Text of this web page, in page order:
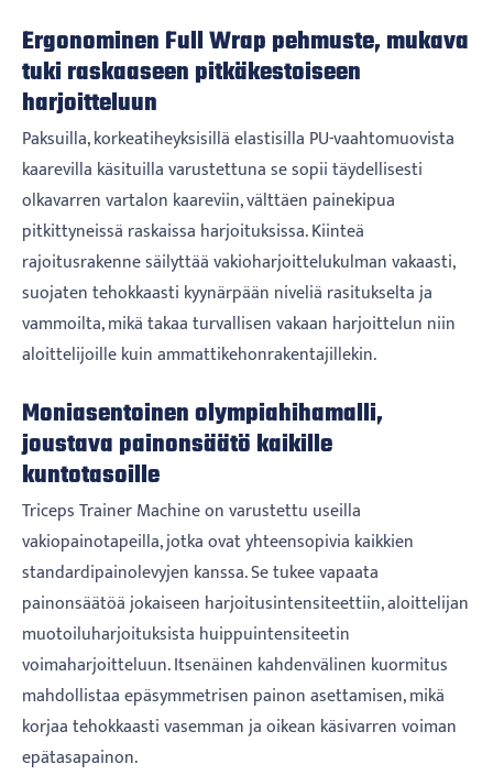
Ergonominen Full Wrap pehmuste, mukava
tuki raskaaseen pitkäkestoiseen
harjoitteluun
Paksuilla, korkeatiheyksisillä elastisilla PU-vaahtomuovista
kaarevilla käsituilla varustettuna se sopii täydellisesti
olkavarren vartalon kaareviin, välttäen painekipua
pitkittyneissä raskaissa harjoituksissa. Kiinteä
rajoitusrakenne säilyttää vakioharjoittelukulman vakaasti,
suojaten tehokkaasti kyynärpään niveliä rasitukselta ja
vammoilta, mikä takaa turvallisen vakaan harjoittelun niin
aloittelijoille kuin ammattikehonrakentajillekin.
Moniasentoinen olympiahihamalli,
joustava painonsäätö kaikille
kuntotasoille
Triceps Trainer Machine on varustettu useilla
vakiopainotapeilla, jotka ovat yhteensopivia kaikkien
standardipainolevyjen kanssa. Se tukee vapaata
painonsäätöä jokaiseen harjoitusintensiteettiin, aloittelijan
muotoiluharjoituksista huippuintensiteetin
voimaharjoitteluun. Itsenäinen kahdenvälinen kuormitus
mahdollistaa epäsymmetrisen painon asettamisen, mikä
korjaa tehokkaasti vasemman ja oikean käsivarren voiman
epätasapainon.